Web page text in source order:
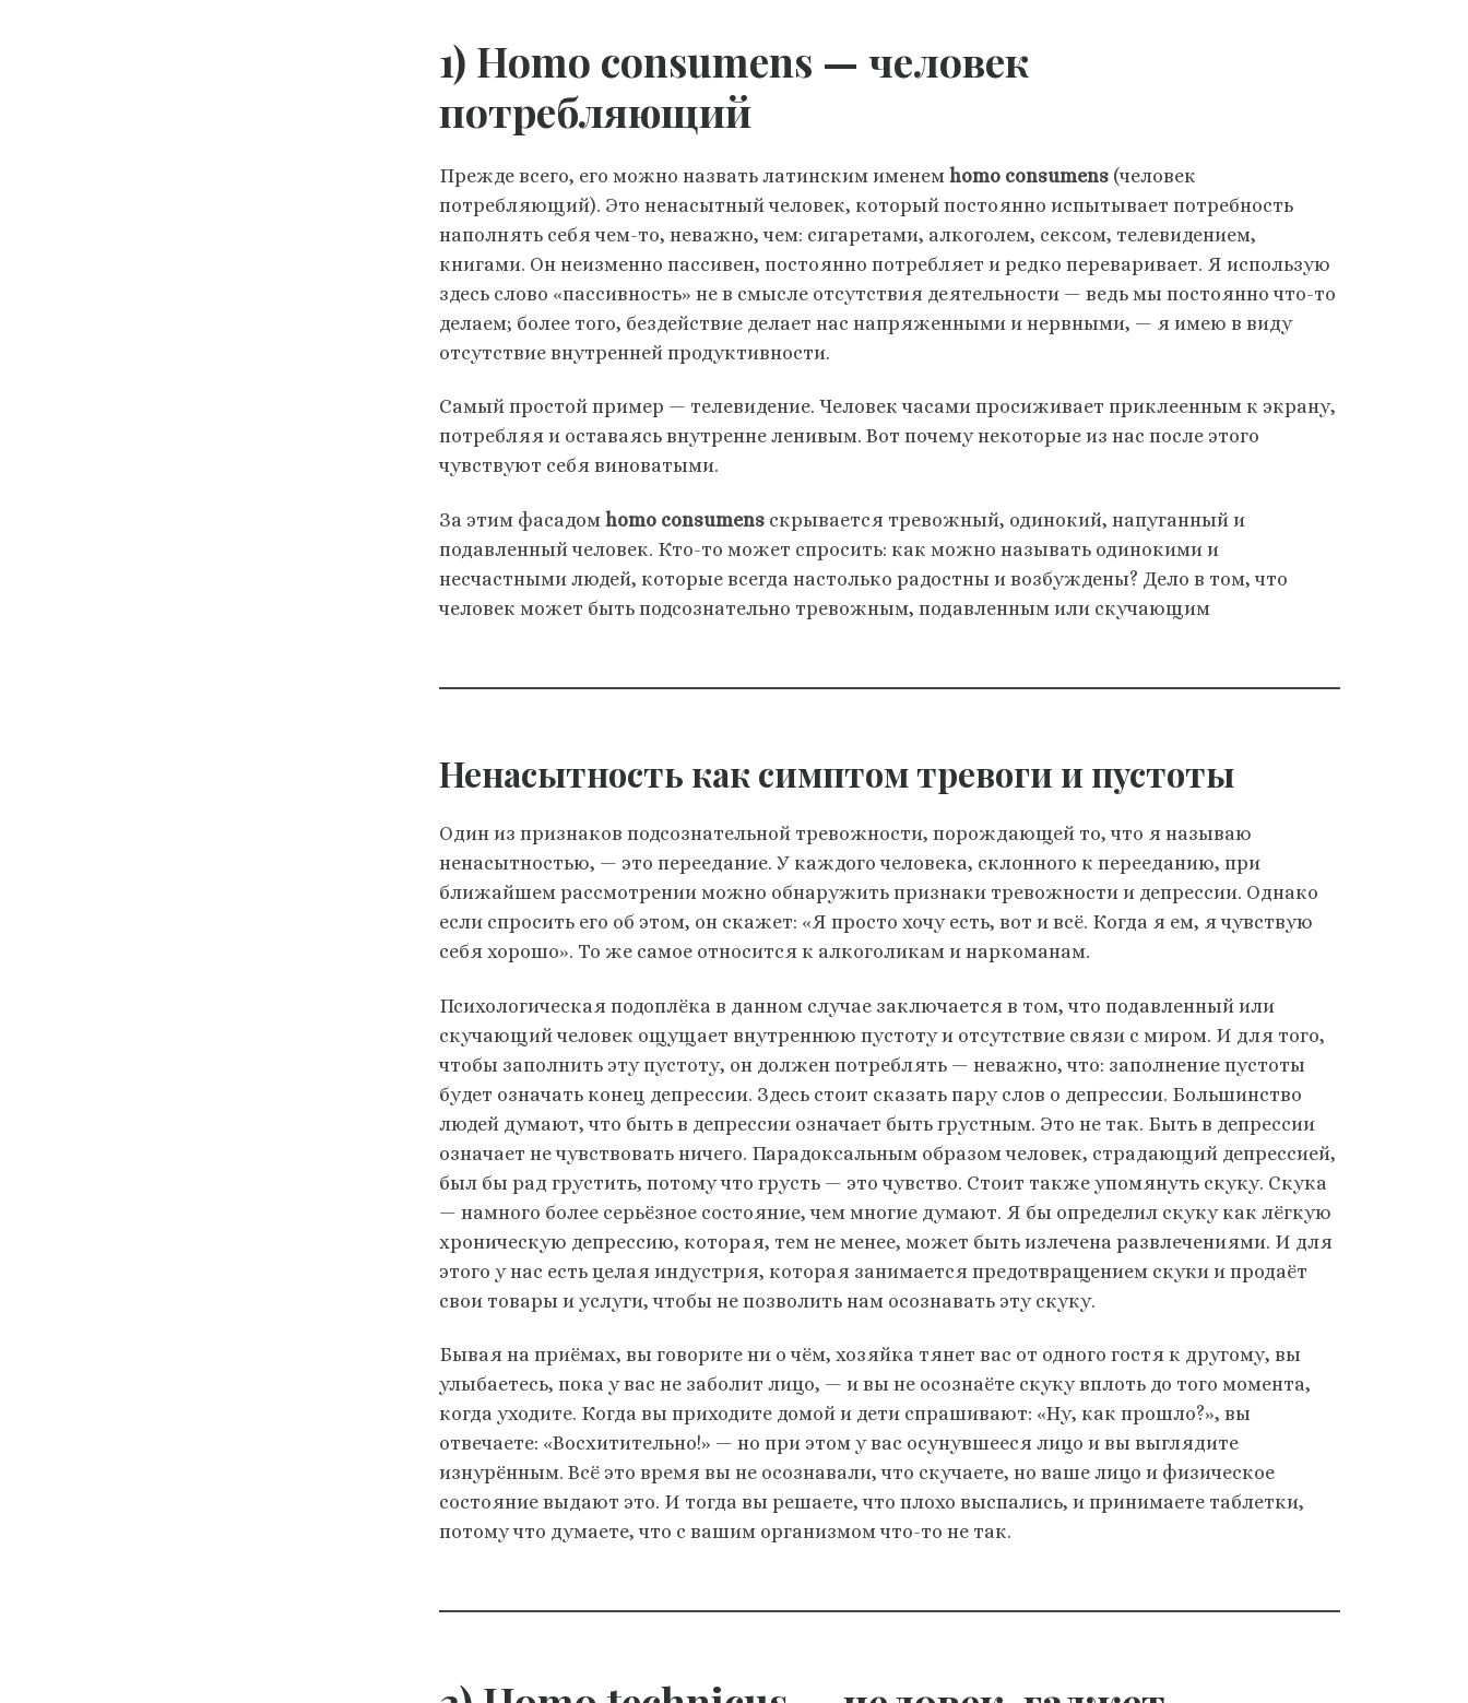
1) Homo consumens — человек
потребляющий
Прежде всего, его можно назвать латинским именем homo consumens (человек
потребляющий). Это ненасытный человек, который постоянно испытывает потребность
наполнять себя чем-то, неважно, чем: сигаретами, алкоголем, сексом, телевидением,
книгами. Он неизменно пассивен, постоянно потребляет и редко переваривает. Я использую
здесь слово «пассивность» не в смысле отсутствия деятельности — ведь мы постоянно что-то
делаем; более того, бездействие делает нас напряженными и нервными, — я имею в виду
отсутствие внутренней продуктивности.
Самый простой пример — телевидение. Человек часами просиживает приклеенным к экрану,
потребляя и оставаясь внутренне ленивым. Вот почему некоторые из нас после этого
чувствуют себя виноватыми.
За этим фасадом homo consumens скрывается тревожный, одинокий, напуганный и
подавленный человек. Кто-то может спросить: как можно называть одинокими и
несчастными людей, которые всегда настолько радостны и возбуждены? Дело в том, что
человек может быть подсознательно тревожным, подавленным или скучающим
Ненасытность как симптом тревоги и пустоты
Один из признаков подсознательной тревожности, порождающей то, что я называю
ненасытностью, — это переедание. У каждого человека, склонного к перееданию, при
ближайшем рассмотрении можно обнаружить признаки тревожности и депрессии. Однако
если спросить его об этом, он скажет: «Я просто хочу есть, вот и всё. Когда я ем, я чувствую
себя хорошо». То же самое относится к алкоголикам и наркоманам.
Психологическая подоплёка в данном случае заключается в том, что подавленный или
скучающий человек ощущает внутреннюю пустоту и отсутствие связи с миром. И для того,
чтобы заполнить эту пустоту, он должен потреблять — неважно, что: заполнение пустоты
будет означать конец депрессии. Здесь стоит сказать пару слов о депрессии. Большинство
людей думают, что быть в депрессии означает быть грустным. Это не так. Быть в депрессии
означает не чувствовать ничего. Парадоксальным образом человек, страдающий депрессией,
был бы рад грустить, потому что грусть — это чувство. Стоит также упомянуть скуку. Скука
— намного более серьёзное состояние, чем многие думают. Я бы определил скуку как лёгкую
хроническую депрессию, которая, тем не менее, может быть излечена развлечениями. И для
этого у нас есть целая индустрия, которая занимается предотвращением скуки и продаёт
свои товары и услуги, чтобы не позволить нам осознавать эту скуку.
Бывая на приёмах, вы говорите ни о чём, хозяйка тянет вас от одного гостя к другому, вы
улыбаетесь, пока у вас не заболит лицо, — и вы не осознаёте скуку вплоть до того момента,
когда уходите. Когда вы приходите домой и дети спрашивают: «Ну, как прошло?», вы
отвечаете: «Восхитительно!» — но при этом у вас осунувшееся лицо и вы выглядите
изнурённым. Всё это время вы не осознавали, что скучаете, но ваше лицо и физическое
состояние выдают это. И тогда вы решаете, что плохо выспались, и принимаете таблетки,
потому что думаете, что с вашим организмом что-то не так.